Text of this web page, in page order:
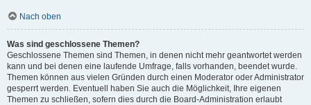
Nach oben
Was sind geschlossene Themen?
Geschlossene Themen sind Themen, in denen nicht mehr geantwortet werden
kann und bei denen eine laufende Umfrage, falls vorhanden, beendet wurde.
Themen können aus vielen Gründen durch einen Moderator oder Administrator
gesperrt werden. Eventuell haben Sie auch die Möglichkeit, Ihre eigenen
Themen zu schließen, sofern dies durch die Board-Administration erlaubt